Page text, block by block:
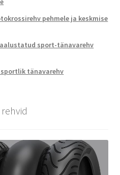
pehmele ja keskmise
sport-tänavarehv
sportlik tänavarehv